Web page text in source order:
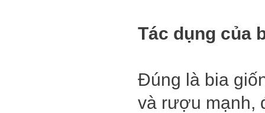
Tác dụng của
Đúng là bia
và rượu mạnh,